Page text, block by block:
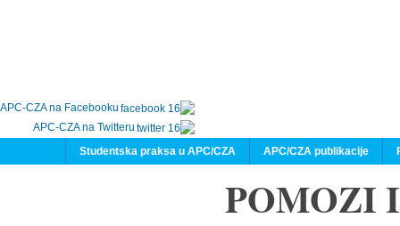
APC-CZA na Facebooku
APC-CZA na Twitteru
APC/CZA publikacije
Studentska praksa u APC/CZA
POMOZI